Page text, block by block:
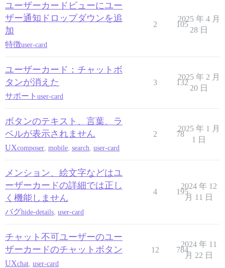
ユーザーカードビューにユー
ザー通知ドロップダウンを追
加
特徴user-card
2 105
2025 年 4 月
28 日
ユーザーカード：チャットボ
タンが消えた
サポート user-card
3 132
2025 年 2 月
20 日
ボタンのテキスト、言葉、ラ
ベルが表示されません
UXcomposer mobile search user-card
2 78
2025 年 1 月
1 日
メンション、絵文字などはユ
ーザーカードの詳細では正し
く機能しません
バグhide-details user-card
4 195
2024 年 12
月 11 日
チャット不可ユーザーのユー
ザーカードのチャットボタン
UXchat user-card
12 784
2024 年 11
月 22 日